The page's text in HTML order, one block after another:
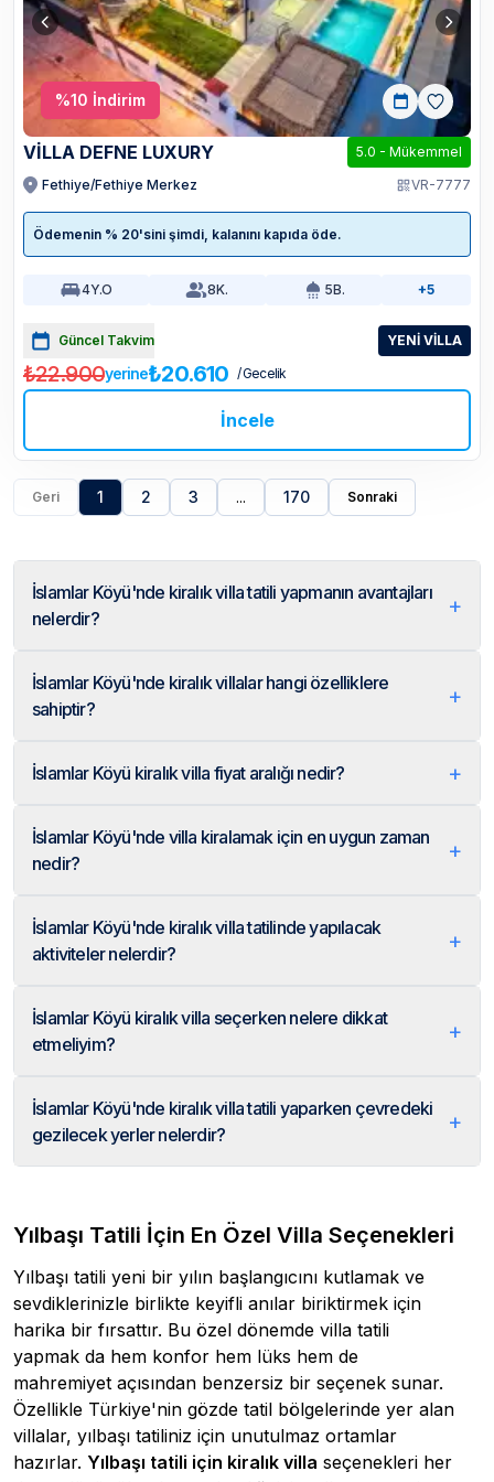
%10 İndirim
VİLLA DEFNE LUXURY 5.0 - Mükemmel
Fethiye/Fethiye Merkez
VR-7777
Ödemenin % 20'sini şimdi, kalanını kapıda öde.
4Y.O 8K. 5B. +5
Güncel Takvim YENİ VİLLA
₺22.900yerine₺20.610 / Gecelik
İncele
Geri 1 2 3 ... 170 Sonraki
İslamlar Köyü'nde kiralık villa tatili yapmanın avantajları
nelerdir?
+
İslamlar Köyü'nde kiralık villalar hangi özelliklere
sahiptir?
+
İslamlar Köyü kiralık villa fiyat aralığı nedir? +
İslamlar Köyü'nde villa kiralamak için en uygun zaman
nedir?
+
İslamlar Köyü'nde kiralık villa tatilinde yapılacak
aktiviteler nelerdir?
+
İslamlar Köyü kiralık villa seçerken nelere dikkat
etmeliyim?
+
İslamlar Köyü'nde kiralık villa tatili yaparken çevredeki
gezilecek yerler nelerdir?
+
Yılbaşı Tatili İçin En Özel Villa Seçenekleri
Yılbaşı tatili yeni bir yılın başlangıcını kutlamak ve
sevdiklerinizle birlikte keyifli anılar biriktirmek için
harika bir fırsattır. Bu özel dönemde villa tatili
yapmak da hem konfor hem lüks hem de
mahremiyet açısından benzersiz bir seçenek sunar.
Özellikle Türkiye'nin gözde tatil bölgelerinde yer alan
villalar, yılbaşı tatiliniz için unutulmaz ortamlar
hazırlar. Yılbaşı tatili için kiralık villa seçenekleri her